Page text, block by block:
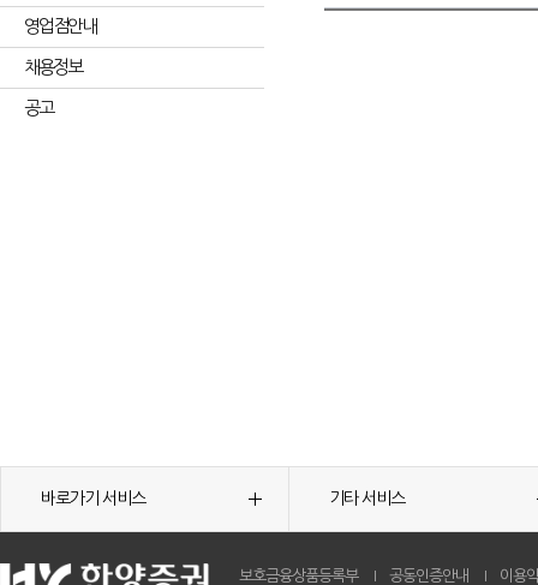
영업점안내
채용정보
공고
바로가기 서비스 기타 서비스
보호금융상품등록부 공동인증안내 이용